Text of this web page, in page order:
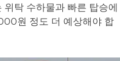
위탁 수하물과 빠른 탑승에
원 정도 더 예상해야 합